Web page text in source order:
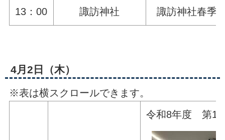
13：00 諏訪神社 諏訪神社春季
4月2日（木）
※表は横スクロールできます。
令和8年度 第1